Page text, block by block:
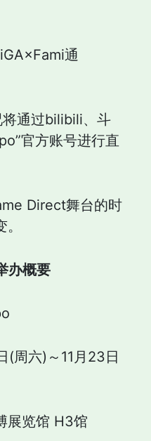
通
通过bilibili、斗
官方账号进行直
Direct舞台的时
办概要
(周六)～11月23日
展览馆 H3馆